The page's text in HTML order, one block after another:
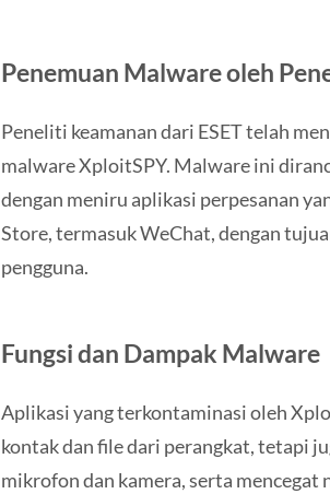
Penemuan Malware oleh
Peneliti keamanan dari ESET telah
malware XploitSPY. Malware ini
dengan meniru aplikasi perpesanan
Store, termasuk WeChat, dengan
pengguna.
Fungsi dan Dampak Malware
Aplikasi yang terkontaminasi oleh
kontak dan file dari perangkat, tetapi
mikrofon dan kamera, serta mencegat